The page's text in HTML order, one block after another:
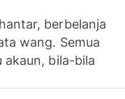
berbelanja
wang. Semua
akaun, bila-bila